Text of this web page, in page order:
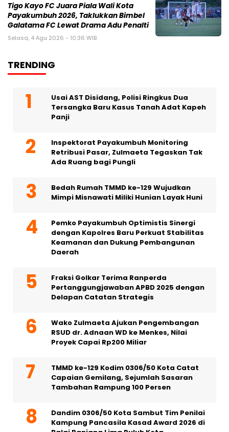
Tigo Kayo FC Juara Piala Wali Kota
Payakumbuh 2026, Taklukkan Bimbel
Galatama FC Lewat Drama Adu Penalti
Selasa, 4 Agu 2026 - 10:36 WIB
TRENDING
Usai AST Disidang, Polisi Ringkus Dua
Tersangka Baru Kasus Tanah Adat Kapeh
Panji
Inspektorat Payakumbuh Monitoring
Retribusi Pasar, Zulmaeta Tegaskan Tak
Ada Ruang bagi Pungli
Bedah Rumah TMMD ke-129 Wujudkan
Mimpi Misnawati Miliki Hunian Layak Huni
Pemko Payakumbuh Optimistis Sinergi
dengan Kapolres Baru Perkuat Stabilitas
Keamanan dan Dukung Pembangunan
Daerah
Fraksi Golkar Terima Ranperda
Pertanggungjawaban APBD 2025 dengan
Delapan Catatan Strategis
Wako Zulmaeta Ajukan Pengembangan
RSUD dr. Adnaan WD ke Menkes, Nilai
Proyek Capai Rp200 Miliar
TMMD ke-129 Kodim 0306/50 Kota Catat
Capaian Gemilang, Sejumlah Sasaran
Tambahan Rampung 100 Persen
Dandim 0306/50 Kota Sambut Tim Penilai
Kampung Pancasila Kasad Award 2026 di